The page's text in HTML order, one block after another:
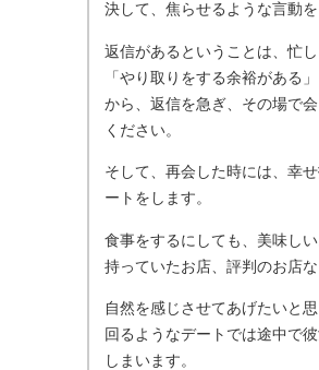
決して、焦らせるような言動
返信があるということは、忙
「やり取りをする余裕がある
から、返信を急ぎ、その場で
ください。
そして、再会した時には、幸
ートをします。
食事をするにしても、美味し
持っていたお店、評判のお店な
自然を感じさせてあげたいと
回るようなデートでは途中で
しまいます。